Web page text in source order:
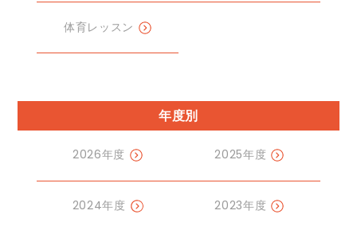
体育レッスン
年度別
2026年度 2025年度
2024年度 2023年度